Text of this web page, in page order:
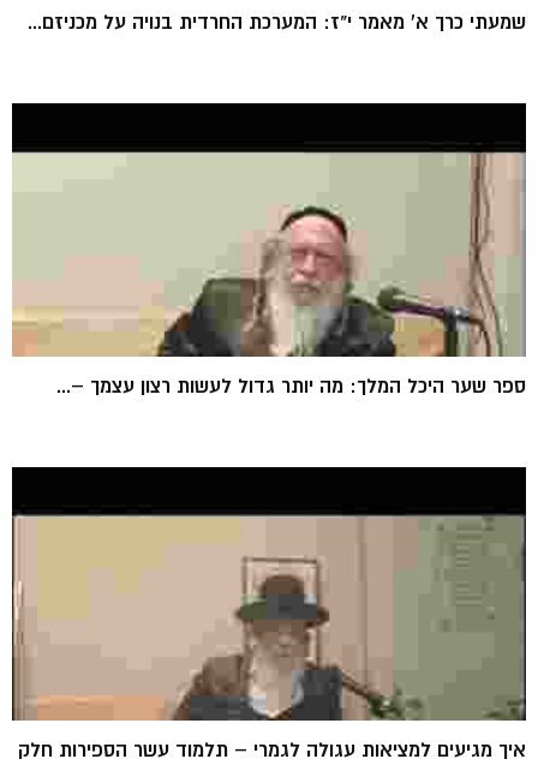
שמעתי כרך א' מאמר י"ז: המערכת החרדית בנויה על מכניזם...
ספר שער היכל המלך: מה יותר גדול לעשות רצון עצמך –...
איך מגיעים למציאות עגולה לגמרי – תלמוד עשר הספירות חלק